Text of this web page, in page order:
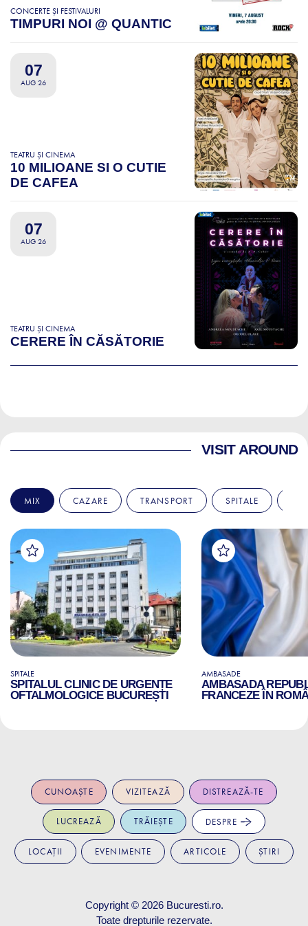
CONCERTE ȘI FESTIVALURI
TIMPURI NOI @ QUANTIC
07
AUG 26
TEATRU ȘI CINEMA
10 MILIOANE SI O CUTIE
DE CAFEA
07
AUG 26
TEATRU ȘI CINEMA
CERERE ÎN CĂSĂTORIE
VISIT AROUND
MIX CAZARE TRANSPORT SPITALE
SPITALE
SPITALUL CLINIC DE URGENȚE
OFTALMOLOGICE BUCUREȘTI
AMBASADE
AMBASADA
FRANCEZE ÎN
CUNOAȘTE VIZITEAZĂ DISTREAZĂ-TE
LUCREAZĂ TRĂIEȘTE DESPRE
LOCAȚII EVENIMENTE ARTICOLE ȘTIRI
Copyright © 2026 Bucuresti.ro.
Toate drepturile rezervate.